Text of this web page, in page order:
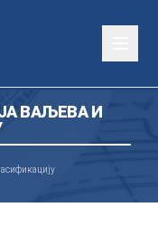
ВАЉЕВА И